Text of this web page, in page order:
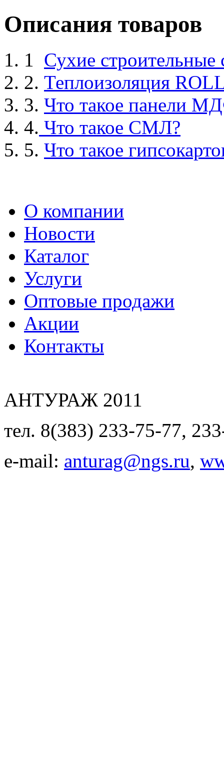
Описания товаров
1 Сухие
2. Теплоизоляция
3. Что такое панели
4. Что такое СМЛ?
5. Что такое
О компании
Новости
Каталог
Услуги
Оптовые продажи
Акции
Контакты
АНТУРАЖ 2011
тел. 8(383) 233-75-77,
e-mail: anturag@ngs.ru,